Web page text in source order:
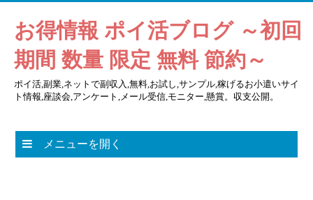
お得情報 ポイ活ブログ ～初回
期間 数量 限定 無料 節約～
ポイ活,副業,ネットで副収入,無料,お試し,サンプル,稼げるお小遣いサイ
ト情報,座談会,アンケート,メール受信,モニター,懸賞。収支公開。
メニューを開く